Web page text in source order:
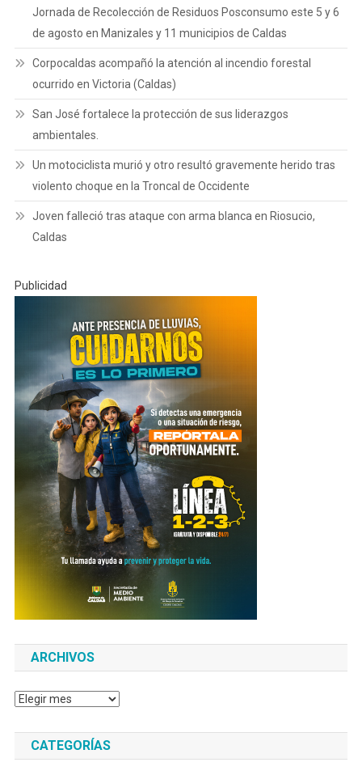
Jornada de Recolección de Residuos Posconsumo este 5 y 6
de agosto en Manizales y 11 municipios de Caldas
Corpocaldas acompañó la atención al incendio forestal
ocurrido en Victoria (Caldas)
San José fortalece la protección de sus liderazgos
ambientales.
Un motociclista murió y otro resultó gravemente herido tras
violento choque en la Troncal de Occidente
Joven falleció tras ataque con arma blanca en Riosucio,
Caldas
Publicidad
ARCHIVOS
Archivos
CATEGORÍAS